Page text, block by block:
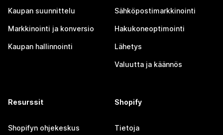
Kaupan suunnittelu
Markkinointi ja konversio
Kaupan hallinnointi
Sähköpostimarkkinointi
Hakukoneoptimointi
Lähetys
Valuutta ja käännös
Resurssit
Shopifyn ohjekeskus
Shopify
Tietoja